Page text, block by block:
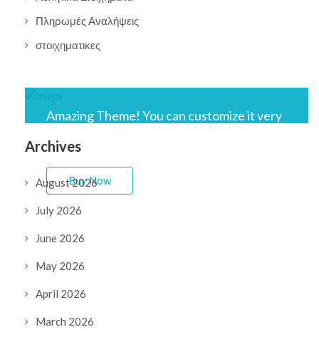
Πληρωμές Αναλήψεις
στοιχηματικες
Amazing Theme! You can customize it very
Buy Now
Archives
August 2026
July 2026
June 2026
May 2026
April 2026
March 2026